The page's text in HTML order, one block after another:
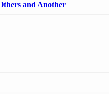
and Another